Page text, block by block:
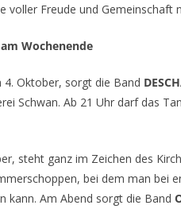
voller Freude und Gemeinschaft
Wochenende
Oktober, sorgt die Band
Schwan. Ab 21 Uhr darf das
steht ganz im Zeichen des
bei dem man bei
kann. Am Abend sorgt die Band